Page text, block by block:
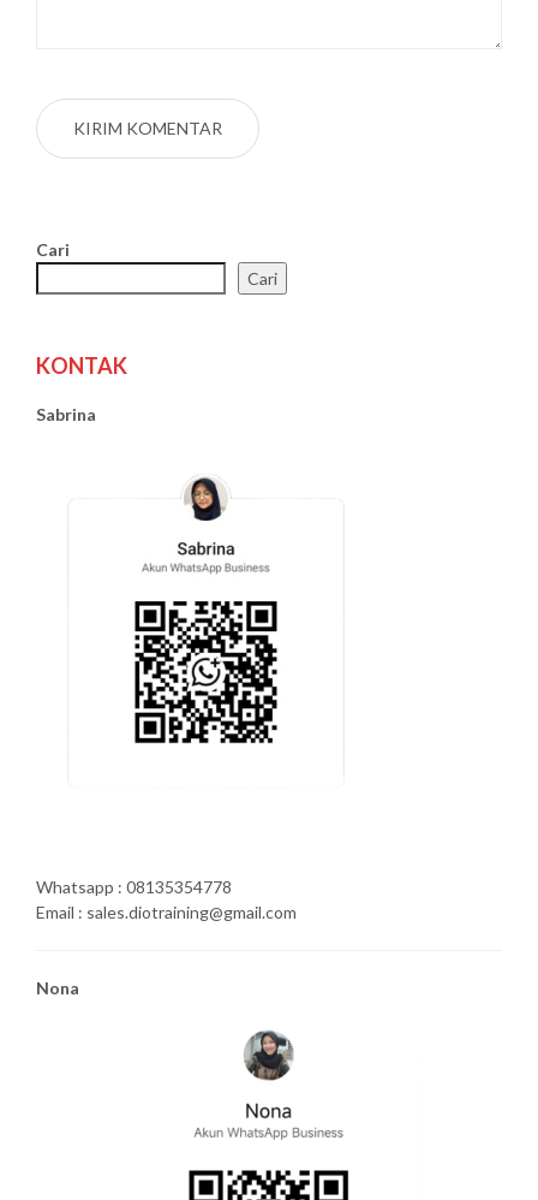
Cari
Cari
KONTAK
Sabrina
Whatsapp : 08135354778
Email : sales.diotraining@gmail.com
Nona